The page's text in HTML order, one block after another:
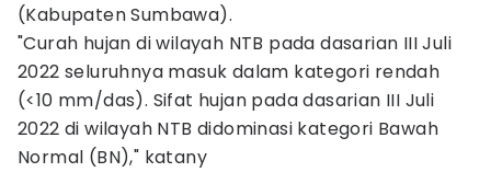
(Kabupaten Sumbawa).
"Curah hujan di wilayah NTB pada dasarian III Juli
2022 seluruhnya masuk dalam kategori rendah
(<10 mm/das). Sifat hujan pada dasarian III Juli
2022 di wilayah NTB didominasi kategori Bawah
Normal (BN)," katany